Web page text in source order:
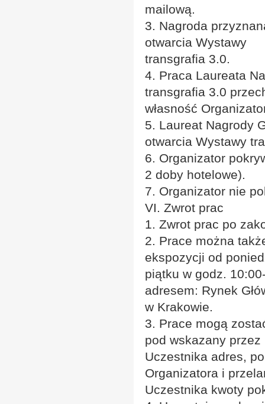
mailową.
3. Nagroda
otwarcia Wystawy
transgrafia 3.0.
4. Praca Laureata
transgrafia 3.0
własność
5. Laureat Nagrody
otwarcia Wystawy
6. Organizator
2 doby hotelowe).
7. Organizator nie
VI. Zwrot prac
1. Zwrot prac po
2. Prace można
ekspozycji od
piątku w godz.
adresem: Rynek
w Krakowie.
3. Prace mogą
pod wskazany przez
Uczestnika adres,
Organizatora i
Uczestnika kwoty